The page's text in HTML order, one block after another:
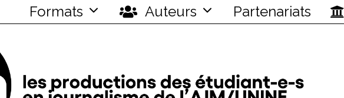
Formats Auteurs Partenariats